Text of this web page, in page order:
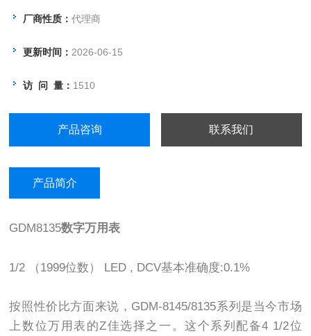
厂商性质：代理商
更新时间： 2026-06-15
访 问 量： 1510
产品咨询 联系我们
产品简介
GDM8135数字万用表
1/2 （1999位数） LED , DCV基本准确度:0.1%
按照性价比方面来说，GDM-8145/8135系列是当今市场
上数位万用表的Z佳选择之一。这个系列配备4 1/2位